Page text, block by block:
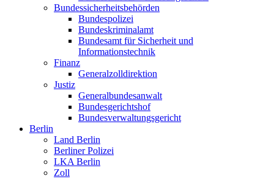
Bundessicherheitsbehörden
Bundespolizei
Bundeskriminalamt
Bundesamt für Sicherheit und
Informationstechnik
Finanz
Generalzolldirektion
Justiz
Generalbundesanwalt
Bundesgerichtshof
Bundesverwaltungsgericht
Berlin
Land Berlin
Berliner Polizei
LKA Berlin
Zoll